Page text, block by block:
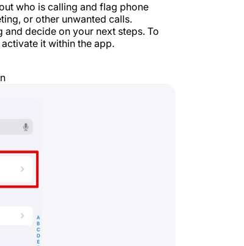
who is calling and flag phone
or other unwanted calls.
decide on your next steps. To
it within the app.